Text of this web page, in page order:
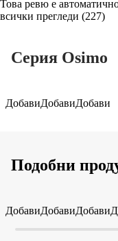
Това ревю е
всички прегледи (227)
Серия Osimo
ДобавиДобавиДобави
Подобни
ДобавиДобавиДобави